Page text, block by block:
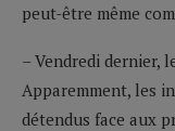
peut-être même
– Vendredi dernier,
Apparemment, les
détendus face aux